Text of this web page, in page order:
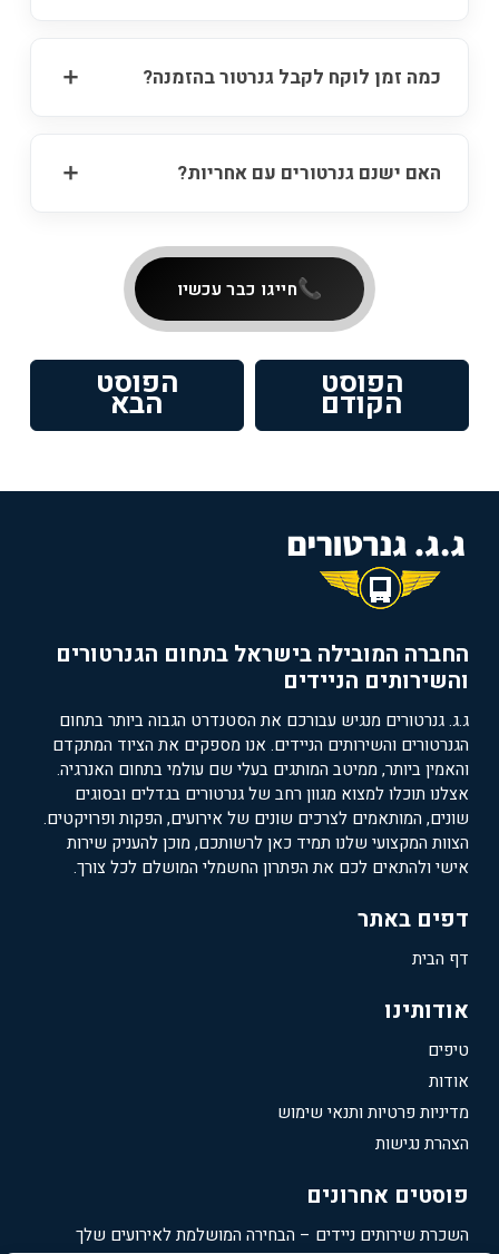
כמה זמן לוקח לקבל גנרטור בהזמנה?
האם ישנם גנרטורים עם אחריות?
חייגו כבר עכשיו
ניווט הפוסט
הקודםקודם:
הפוסט
הבאהפוסט
הבא:
החברה המובילה בישראל בתחום הגנרטורים
והשירותים הניידים
ג.ג. גנרטורים מנגיש עבורכם את הסטנדרט הגבוה ביותר בתחום
הגנרטורים והשירותים הניידים. אנו מספקים את הציוד המתקדם
והאמין ביותר, ממיטב המותגים בעלי שם עולמי בתחום האנרגיה.
אצלנו תוכלו למצוא מגוון רחב של גנרטורים בגדלים ובסוגים
שונים, המותאמים לצרכים שונים של אירועים, הפקות ופרויקטים.
הצוות המקצועי שלנו תמיד כאן לרשותכם, מוכן להעניק שירות
אישי ולהתאים לכם את הפתרון החשמלי המושלם לכל צורך.
דפים באתר
דף הבית
אודותינו
טיפים
אודות
מדיניות פרטיות ותנאי שימוש
הצהרת נגישות
פוסטים אחרונים
השכרת שירותים ניידים – הבחירה המושלמת לאירועים שלך